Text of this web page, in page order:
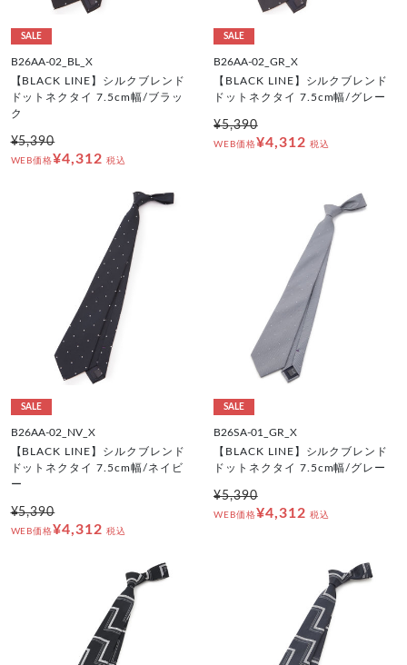
SALE
B26AA-02_BL_X
【BLACK LINE】シルクブレンド
ドットネクタイ 7.5cm幅/ブラッ
ク
¥5,390
WEB価格¥4,312 税込
SALE
B26AA-02_GR_X
【BLACK LINE】シルクブレンド
ドットネクタイ 7.5cm幅/グレー
¥5,390
WEB価格¥4,312 税込
SALE
B26AA-02_NV_X
【BLACK LINE】シルクブレンド
ドットネクタイ 7.5cm幅/ネイビ
ー
¥5,390
WEB価格¥4,312 税込
SALE
B26SA-01_GR_X
【BLACK LINE】シルクブレンド
ドットネクタイ 7.5cm幅/グレー
¥5,390
WEB価格¥4,312 税込